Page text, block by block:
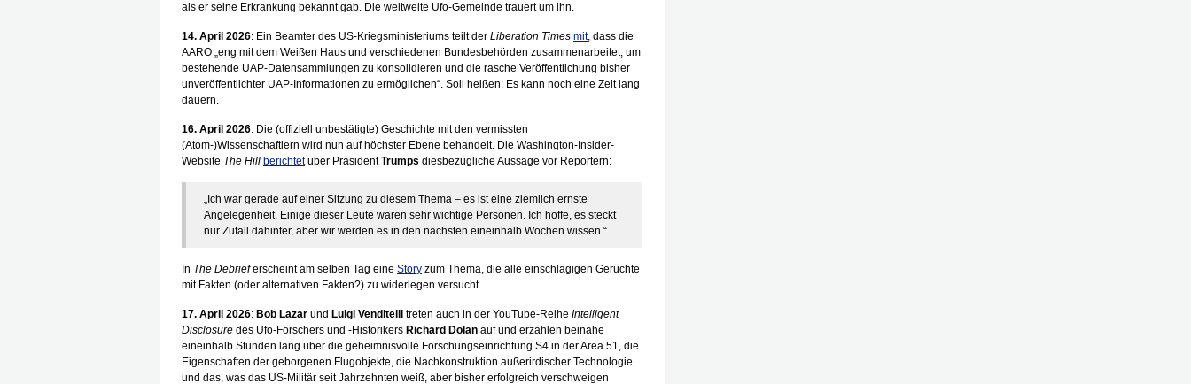
als er seine Erkrankung bekannt gab. Die weltweite Ufo-Gemeinde trauert um ihn.
14. April 2026: Ein Beamter des US-Kriegsministeriums teilt der Liberation Times mit, dass die
AARO „eng mit dem Weißen Haus und verschiedenen Bundesbehörden zusammenarbeitet, um
bestehende UAP-Datensammlungen zu konsolidieren und die rasche Veröffentlichung bisher
unveröffentlichter UAP-Informationen zu ermöglichen“. Soll heißen: Es kann noch eine Zeit lang
dauern.
16. April 2026: Die (offiziell unbestätigte) Geschichte mit den vermissten
(Atom-)Wissenschaftlern wird nun auf höchster Ebene behandelt. Die Washington-Insider-
Website The Hill berichtetüber PräsidentTrumps diesbezügliche Aussage vor Reportern:
„Ich war gerade auf einer Sitzung zu diesem Thema – es ist eine ziemlich ernste
Angelegenheit. Einige dieser Leute waren sehr wichtige Personen. Ich hoffe, es steckt
nur Zufall dahinter, aber wir werden es in den nächsten eineinhalb Wochen wissen.“
In The Debrieferscheint am selben Tag eine Story zum Thema, die alle einschlägigen Gerüchte
mit Fakten (oder alternativen Fakten?) zu widerlegen versucht.
17. April 2026: Bob Lazar und Luigi Venditelli treten auch in der YouTube-Reihe Intelligent
Disclosure des Ufo-Forschers und -Historikers Richard Dolan auf und erzählen beinahe
eineinhalb Stunden lang über die geheimnisvolle Forschungseinrichtung S4 in der Area 51, die
Eigenschaften der geborgenen Flugobjekte, die Nachkonstruktion außerirdischer Technologie
und das, was das US-Militär seit Jahrzehnten weiß, aber bisher erfolgreich verschweigen